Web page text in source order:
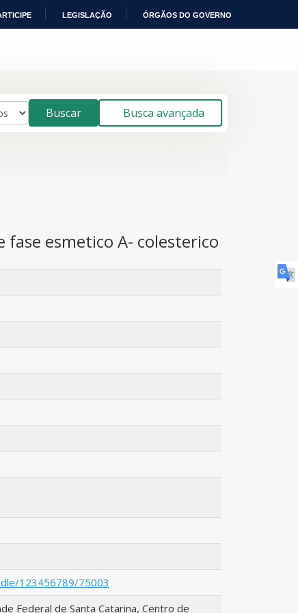
LEGISLAÇÃO ÓRGÃOS DO GOVERNO
Buscar Busca avançada
esmetico A- colesterico
123456789/75003
Federal de Santa Catarina, Centro de